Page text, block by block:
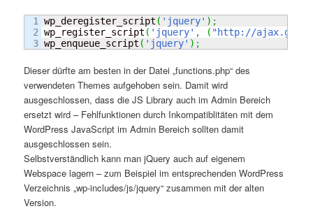
1
2
wp_deregister_script ( 'jquery' ) ;
wp_register_script ( 'jquery' , ( "http://
wp_enqueue_script ( 'jquery' ) ;
Dieser dürfte am besten in der Datei „functions.php“ des
verwendeten Themes aufgehoben sein. Damit wird
ausgeschlossen, dass die JS Library auch im Admin Bereich
ersetzt wird – Fehlfunktionen durch Inkompatiblitäten mit dem
WordPress JavaScript im Admin Bereich sollten damit
ausgeschlossen sein.
Selbstverständlich kann man jQuery auch auf eigenem
Webspace lagern – zum Beispiel im entsprechenden WordPress
Verzeichnis „wp-includes/js/jquery“ zusammen mit der alten
Version.